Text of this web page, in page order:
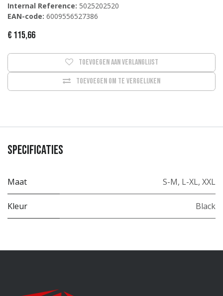
Internal Reference: 5025202520
EAN-code: 6009556527386
€ 115,66
Toevoegen om te vergelijken
Toevoegen aan verlanglijst
Specificaties
Maat S-M, L-XL, XXL
Kleur Black